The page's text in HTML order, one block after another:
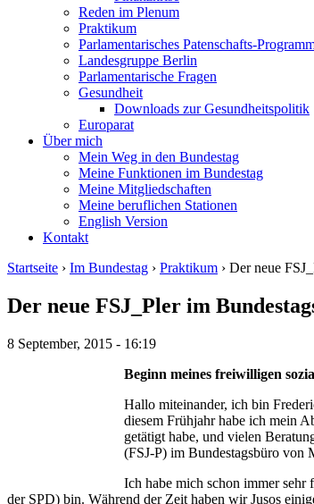
Reden im Plenum
Praktikum
Parlamentarisches Patenschafts-
Landesgruppe Berlin
Parlamentarische Fragen
Gesundheit
Downloads zur Gesundheitspolitik
Europarat
Über mich
Mein Weg in den Bundestag
Meine Funktionen im Bundestag
Meine Mitgliedschaften
Meine beruflichen Stationen
English Version
Kontakt
Startseite › Im Bundestag › Praktikum › Der neue
Der neue FSJ_Pler im
8 September, 2015 - 16:19
Beginn meines freiwilligen
Hallo miteinander, ich bin
diesem Frühjahr habe ich mein
getätigt habe, und vielen
(FSJ-P) im Bundestagsbüro von
Ich habe mich schon immer sehr
der SPD) bin. Während der Zeit haben wir Jusos